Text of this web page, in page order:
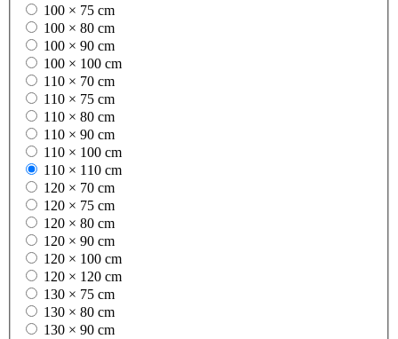
100 × 75 cm
100 × 80 cm
100 × 90 cm
100 × 100 cm
110 × 70 cm
110 × 75 cm
110 × 80 cm
110 × 90 cm
110 × 100 cm
110 × 110 cm
120 × 70 cm
120 × 75 cm
120 × 80 cm
120 × 90 cm
120 × 100 cm
120 × 120 cm
130 × 75 cm
130 × 80 cm
130 × 90 cm